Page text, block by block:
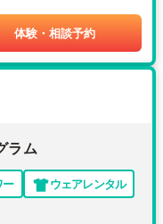
体験・相談予約
ラム
ー
ウェアレンタル